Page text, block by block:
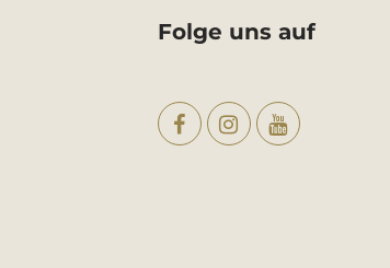
Folge uns auf